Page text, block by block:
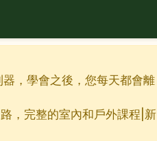
，學會之後，您每天都會離
，完整的室內和戶外課程|新